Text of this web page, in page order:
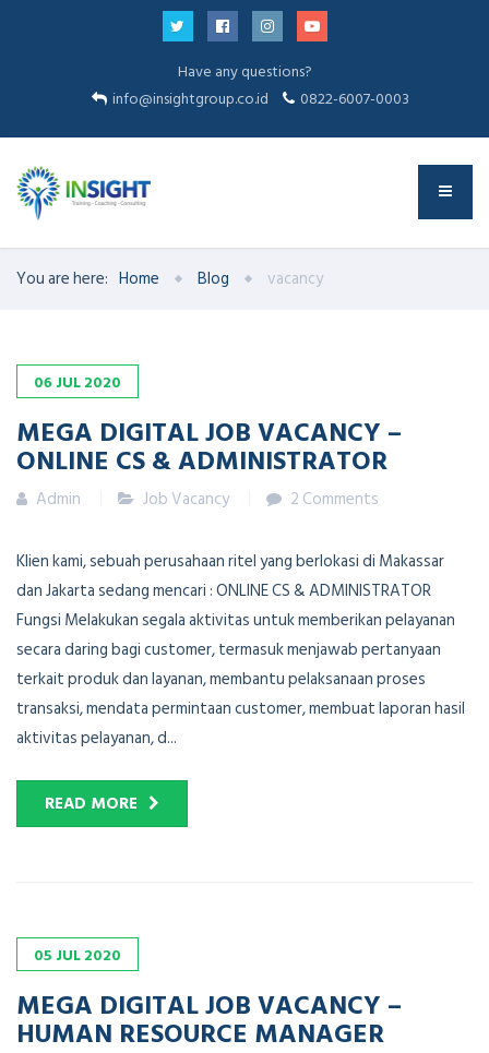
Have any questions?
info@insightgroup.co.id
0822-6007-0003
You are here: Home Blog vacancy
06 JUL2020
MEGA DIGITAL JOB VACANCY –
ONLINE CS & ADMINISTRATOR
Admin Job Vacancy 2 Comments
Klien kami, sebuah perusahaan ritel yang berlokasi di Makassar
dan Jakarta sedang mencari : ONLINE CS & ADMINISTRATOR
Fungsi Melakukan segala aktivitas untuk memberikan pelayanan
secara daring bagi customer, termasuk menjawab pertanyaan
terkait produk dan layanan, membantu pelaksanaan proses
transaksi, mendata permintaan customer, membuat laporan hasil
aktivitas pelayanan, d...
READ MORE
05 JUL2020
MEGA DIGITAL JOB VACANCY –
HUMAN RESOURCE MANAGER